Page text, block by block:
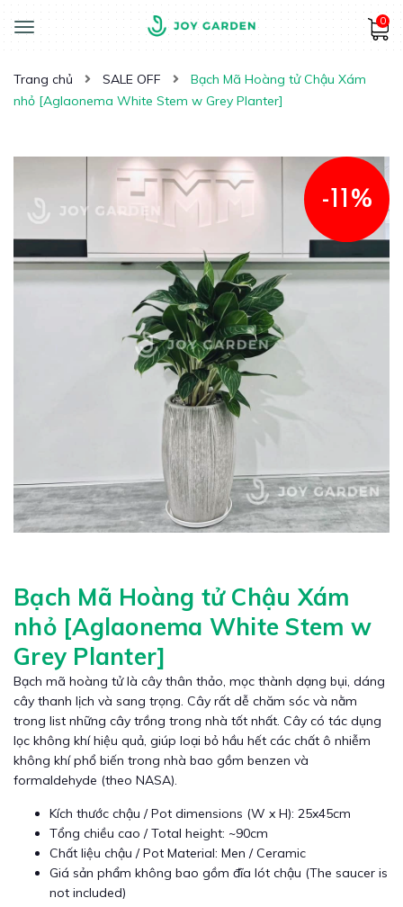
Toggle
navigation
0
Trang chủ SALE OFF
Bạch Mã Hoàng tử Chậu Xám
nhỏ [Aglaonema White Stem w Grey Planter]
-11%
Bạch Mã Hoàng tử Chậu Xám
nhỏ [Aglaonema White Stem w
Grey Planter]
Bạch mã hoàng tử là cây thân thảo, mọc thành dạng bụi, dáng
cây thanh lịch và sang trọng. Cây rất dễ chăm sóc và nằm
trong list những cây trồng trong nhà tốt nhất. Cây có tác dụng
lọc không khí hiệu quả, giúp loại bỏ hầu hết các chất ô nhiễm
không khí phổ biến trong nhà bao gồm benzen và
formaldehyde (theo NASA).
Kích thước chậu / Pot dimensions (W x H): 25x45cm
Tổng chiều cao / Total height: ~90cm
Chất liệu chậu / Pot Material: Men / Ceramic
Giá sản phẩm không bao gồm đĩa lót chậu (The saucer is
not included)